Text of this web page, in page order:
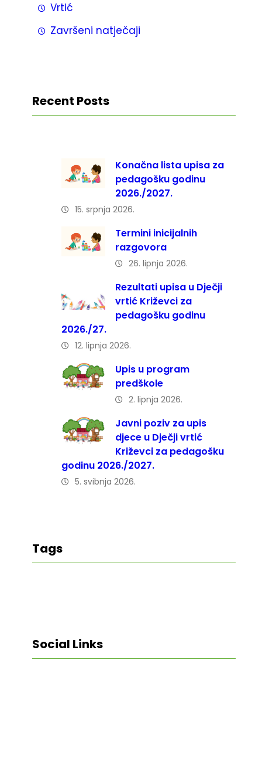
Vrtić
Završeni natječaji
Recent Posts
Konačna lista upisa za
pedagošku godinu
2026./2027.
15. srpnja 2026.
Termini inicijalnih
razgovora
26. lipnja 2026.
Rezultati upisa u Dječji
vrtić Križevci za
pedagošku godinu
2026./27.
12. lipnja 2026.
Upis u program
predškole
2. lipnja 2026.
Javni poziv za upis
djece u Dječji vrtić
Križevci za pedagošku
godinu 2026./2027.
5. svibnja 2026.
Tags
Social Links